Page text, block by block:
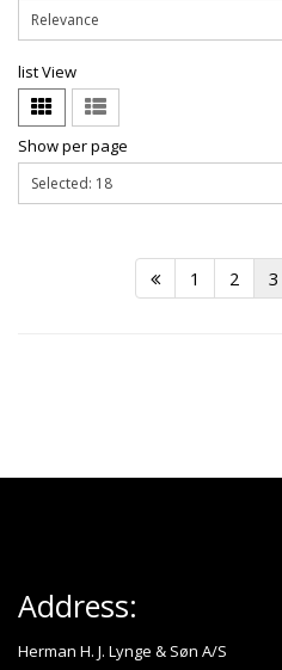
list View
Show per page
1 2 3
Address:
Herman H. J. Lynge & Søn A/S